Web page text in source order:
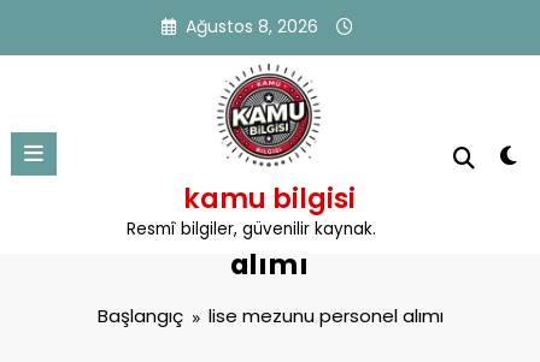
Ağustos 8, 2026
kamu bilgisi
Resmî bilgiler, güvenilir kaynak.
Etiket: lise mezunu personel
alımı
Başlangıç lise mezunu personel alımı